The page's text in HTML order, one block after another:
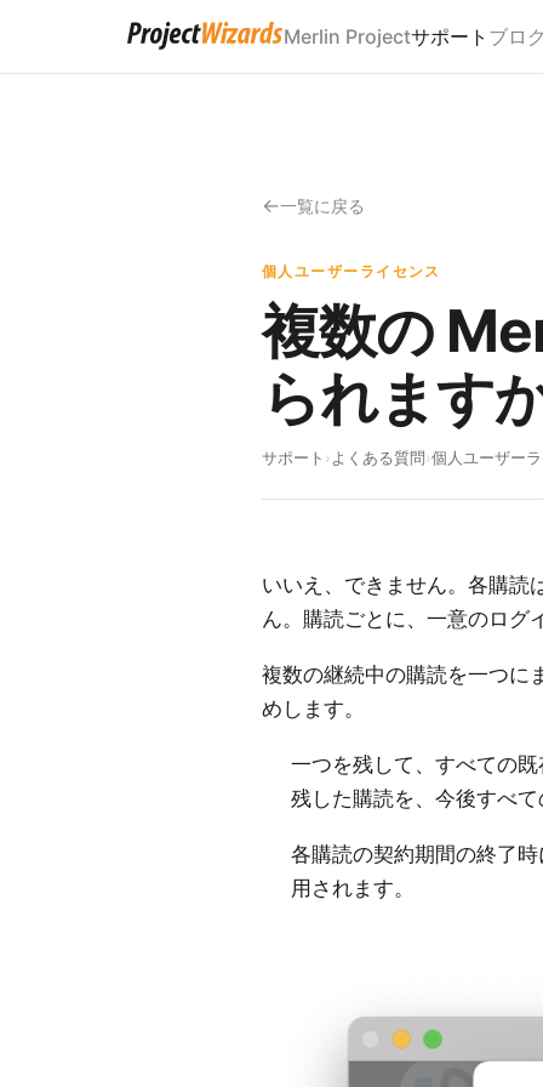
Merlin Projectサポート ブロ
一覧に戻る
個人ユーザーライセンス
複数の
られます
サポート › よくある質問›個人ユーザー
いいえ、できません。各購読
ん。購読ごとに、一意のログ
複数の継続中の購読を一つに
めします。
一つを残して、すべての
残した購読を、今後すべ
各購読の契約期間の終了
用されます。